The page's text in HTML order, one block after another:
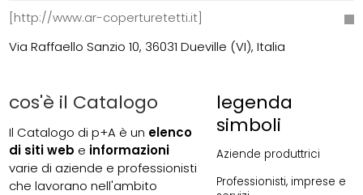
[http://www.ar-coperturetetti.it]
Via Raffaello Sanzio 10, 36031 Dueville (VI), Italia
legenda
simboli
Aziende produttrici
Professionisti, imprese e
cos'è il Catalogo
Il Catalogo di p+A è un elenco
di siti web e informazioni
varie di aziende e professionisti
che lavorano nell'ambito